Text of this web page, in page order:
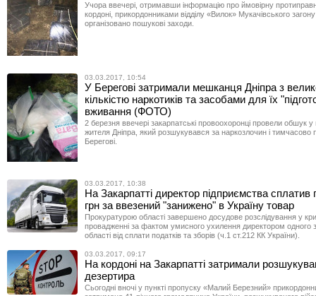
Учора ввечері, отримавши інформацію про ймовірну
кордоні, прикордонниками відділу «Вилок» Мукачівського
організовано пошукові заходи.
03.03.2017, 10:54
У Берегові затримали мешканця Дніпра з
кількістю наркотиків та засобами для їх
вживання (ФОТО)
2 березня ввечері закарпатські провоохоронці провели обшук
жителя Дніпра, який розшукувався за наркозлочин і тимчасово
Берегові.
03.03.2017, 10:38
На Закарпатті директор підприємства
грн за ввезений "занижено" в Україну товар
Прокуратурою області завершено досудове розслідування у
провадженні за фактом умисного ухилення директором одного
області від сплати податків та зборів (ч.1 ст.212 КК України).
03.03.2017, 09:17
На кордоні на Закарпатті затримали
дезертира
Сьогодні вночі у пункті пропуску «Малий Березний»